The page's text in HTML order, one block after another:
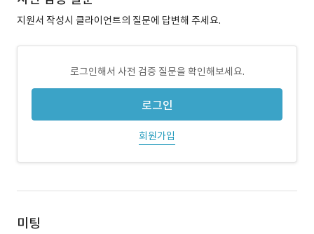
지원서 작성시 클라이언트의 질문에 답변해 주세요.
로그인해서 사전 검증 질문을 확인해보세요.
로그인
회원가입
미팅